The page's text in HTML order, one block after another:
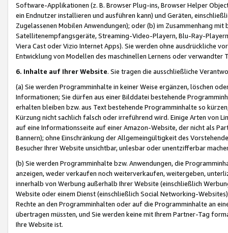
Software-Applikationen (z. B. Browser Plug-ins, Browser Helper
ein Endnutzer installieren und ausführen kann) und Geräten,
Zugelassenen Mobilen Anwendungen); oder (b) im Zusammenhang
Satellitenempfangsgeräte, Streaming-Video-Playern, Blu-Ray-
Viera Cast oder Vizio Internet Apps). Sie werden ohne ausdrückliche
Entwicklung von Modellen des maschinellen Lernens oder
6. Inhalte auf Ihrer Website. Sie tragen die ausschließliche
(a) Sie werden Programminhalte in keiner Weise ergänzen, löschen
Informationen; Sie dürfen aus einer Bilddatei bestehende
erhalten bleiben bzw. aus Text bestehende Programminhalte so
Kürzung nicht sachlich falsch oder irreführend wird. Einige Arten von
auf eine Informationsseite auf einer Amazon-Website, der nicht als
Bannern); ohne Einschränkung der Allgemeingültigkeit des
Besucher Ihrer Website unsichtbar, unlesbar oder unentzifferbar
(b) Sie werden Programminhalte bzw. Anwendungen, die
anzeigen, weder verkaufen noch weiterverkaufen, weitergeben,
innerhalb von Werbung außerhalb Ihrer Website (einschließlich
Website oder einem Dienst (einschließlich Social Networking-
Rechte an den Programminhalten oder auf die Programminhalte an
übertragen müssten, und Sie werden keine mit Ihrem Partner-Tag
Ihre Website ist.